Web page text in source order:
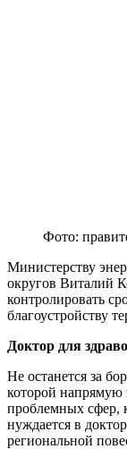
Фото:
Министерству
округов Виталий
контролировать
благоустройству
Доктор для
Не останется за
которой напрямую
проблемных сфер,
нуждается в
региональной